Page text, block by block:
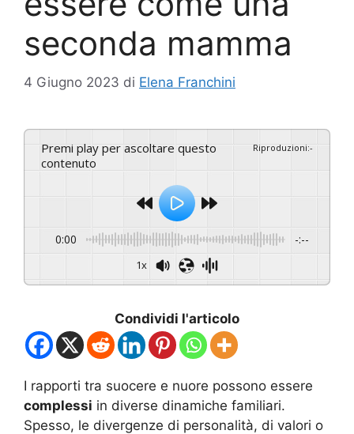
seconda mamma
4 Giugno 2023 di Elena Franchini
Premi play per ascoltare questo
contenuto
Riproduzioni:-
0:00 -:--
1x
Condividi l'articolo
I rapporti tra suocere e nuore possono essere
complessi in diverse dinamiche familiari.
Spesso, le divergenze di personalità, di valori o